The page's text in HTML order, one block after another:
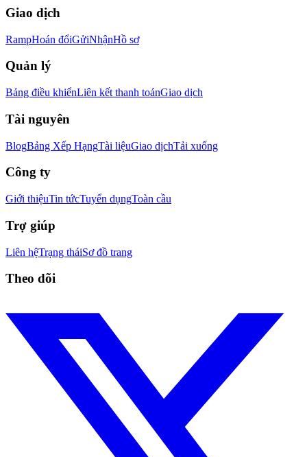
Giao dịch
RampHoán đổiGửiNhậnHồ sơ
Quản lý
Bảng điều khiểnLiên kết thanh toánGiao dịch
Tài nguyên
BlogBảng Xếp HạngTài liệuGiao dịchTải xuống
Công ty
Giới thiệuTin tứcTuyển dụngToàn cầu
Trợ giúp
Liên hệTrạng tháiSơ đồ trang
Theo dõi